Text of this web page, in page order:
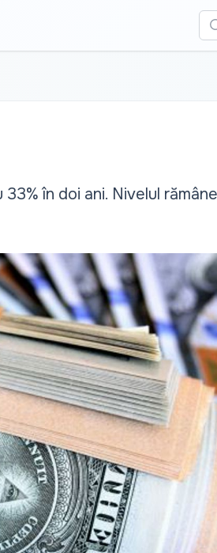
în doi ani. Nivelul